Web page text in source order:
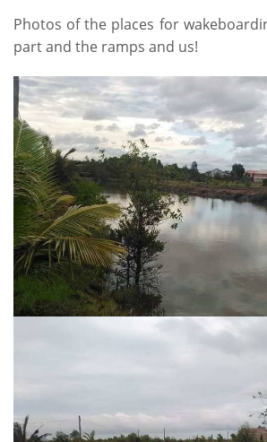
Photos of the places for
part and the ramps and us!